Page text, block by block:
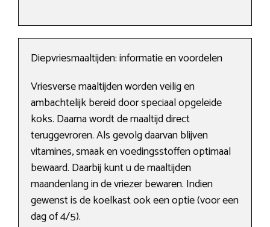
Diepvriesmaaltijden: informatie en voordelen
Vriesverse maaltijden worden veilig en
ambachtelijk bereid door speciaal opgeleide
koks. Daarna wordt de maaltijd direct
teruggevroren. Als gevolg daarvan blijven
vitamines, smaak en voedingsstoffen optimaal
bewaard. Daarbij kunt u de maaltijden
maandenlang in de vriezer bewaren. Indien
gewenst is de koelkast ook een optie (voor een
dag of 4/5).